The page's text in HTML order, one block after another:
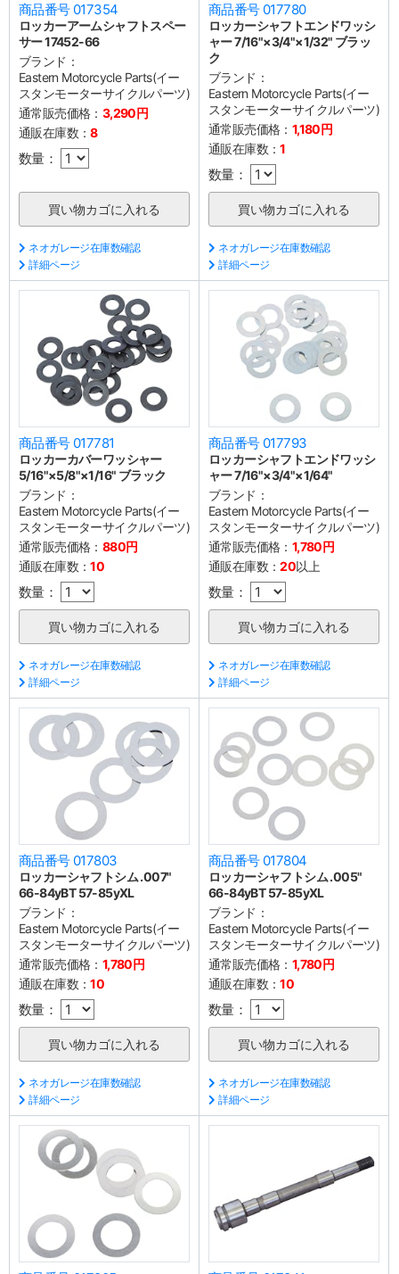
商品番号 017354
ロッカーアームシャフトスペー
サー 17452-66
ブランド：
Eastern Motorcycle Parts(イー
スタンモーターサイクルパーツ)
通常販売価格： 3,290円
通販在庫数：8
数量：
ネオガレージ在庫数確認
詳細ページ
商品番号 017780
ロッカーシャフトエンドワッシ
ャー 7/16"×3/4"×1/32" ブラッ
ク
ブランド：
Eastern Motorcycle Parts(イー
スタンモーターサイクルパーツ)
通常販売価格： 1,180円
通販在庫数：1
数量：
ネオガレージ在庫数確認
詳細ページ
商品番号 017781
ロッカーカバーワッシャー
5/16"×5/8"×1/16" ブラック
ブランド：
Eastern Motorcycle Parts(イー
スタンモーターサイクルパーツ)
通常販売価格： 880円
通販在庫数：10
数量：
ネオガレージ在庫数確認
詳細ページ
商品番号 017793
ロッカーシャフトエンドワッシ
ャー 7/16"×3/4"×1/64"
ブランド：
Eastern Motorcycle Parts(イー
スタンモーターサイクルパーツ)
通常販売価格： 1,780円
通販在庫数：20以上
数量：
ネオガレージ在庫数確認
詳細ページ
商品番号 017803
ロッカーシャフトシム .007"
66-84yBT 57-85yXL
ブランド：
Eastern Motorcycle Parts(イー
スタンモーターサイクルパーツ)
通常販売価格： 1,780円
通販在庫数：10
数量：
ネオガレージ在庫数確認
詳細ページ
商品番号 017804
ロッカーシャフトシム .005"
66-84yBT 57-85yXL
ブランド：
Eastern Motorcycle Parts(イー
スタンモーターサイクルパーツ)
通常販売価格： 1,780円
通販在庫数：10
数量：
ネオガレージ在庫数確認
詳細ページ